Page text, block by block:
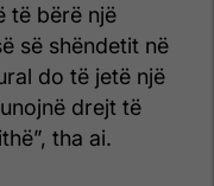
të bërë një
së shëndetit në
do të jetë një
drejt të
tha ai.